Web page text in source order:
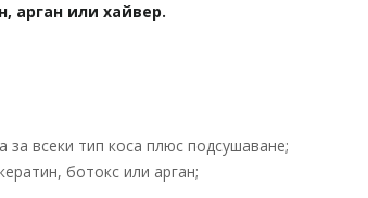
арган или хайвер.
за всеки тип коса плюс подсушаване;
ботокс или арган;